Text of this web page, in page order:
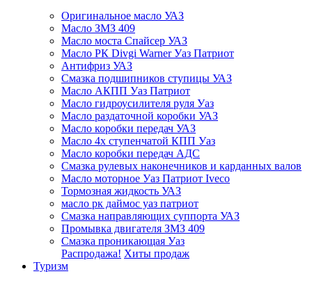
Оригинальное масло УАЗ
Масло ЗМЗ 409
Масло моста Спайсер УАЗ
Масло РК Divgi Warner Уаз Патриот
Антифриз УАЗ
Смазка подшипников ступицы УАЗ
Масло АКПП Уаз Патриот
Масло гидроусилителя руля Уаз
Масло раздаточной коробки УАЗ
Масло коробки передач УАЗ
Масло 4х ступенчатой КПП Уаз
Масло коробки передач АДС
Смазка рулевых наконечников и карданных валов
Масло моторное Уаз Патриот Iveco
Тормозная жидкость УАЗ
масло рк даймос уаз патриот
Смазка направляющих суппорта УАЗ
Промывка двигателя ЗМЗ 409
Смазка проникающая Уаз
Распродажа! Хиты продаж
Туризм